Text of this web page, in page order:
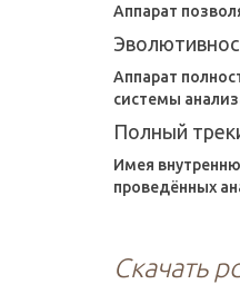
Аппарат
Аппарат
системы
Полный
Имея
проведённых
Скачать